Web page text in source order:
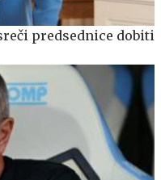
predsednice dobiti